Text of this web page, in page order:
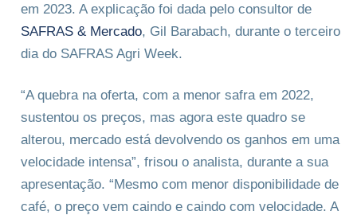
em 2023. A explicação foi dada pelo consultor de
SAFRAS & Mercado, Gil Barabach, durante o terceiro
dia do SAFRAS Agri Week.
“A quebra na oferta, com a menor safra em 2022,
sustentou os preços, mas agora este quadro se
alterou, mercado está devolvendo os ganhos em uma
velocidade intensa”, frisou o analista, durante a sua
apresentação. “Mesmo com menor disponibilidade de
café, o preço vem caindo e caindo com velocidade. A